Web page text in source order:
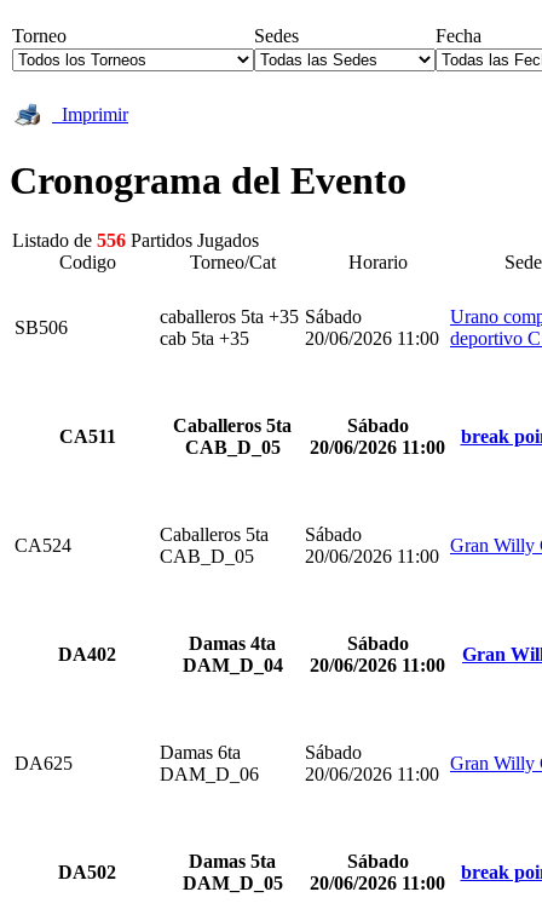
Torneo Sedes Fecha
Imprimir
Cronograma del Evento
Listado de 556 Partidos Jugados
Codigo
Torneo/Cat Horario Sede
SB506
caballeros 5ta +35
cab 5ta +35
Sábado
20/06/2026 11:00
Urano
deportivo
CA511
Caballeros 5ta
CAB_D_05
Sábado
20/06/2026 11:00
break
CA524
Caballeros 5ta
CAB_D_05
Sábado
20/06/2026 11:00
Gran Willy
DA402
Damas 4ta
DAM_D_04
Sábado
20/06/2026 11:00
Gran
DA625
Damas 6ta
DAM_D_06
Sábado
20/06/2026 11:00
Gran Willy
DA502
Damas 5ta
DAM_D_05
Sábado
20/06/2026 11:00
break